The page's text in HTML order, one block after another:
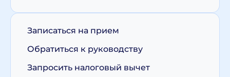
Записаться на прием
Обратиться к руководству
Запросить налоговый вычет